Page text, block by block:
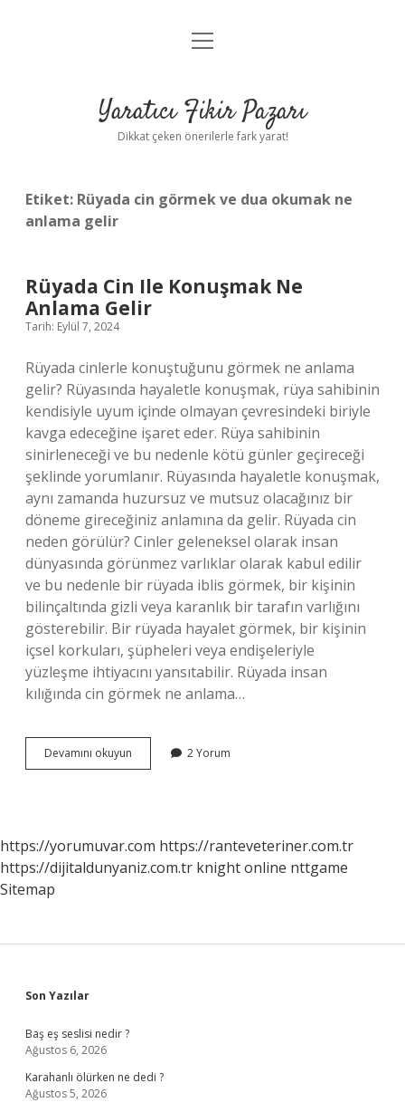
Anasayfa
Yasal Uyarı
menüyü
Yaratıcı Fikir Pazarı
Dikkat çeken önerilerle fark yarat!
Etiket: Rüyada cin görmek ve dua okumak ne
anlama gelir
Rüyada Cin Ile Konuşmak Ne
Anlama Gelir
Tarih: Eylül 7, 2024
Rüyada cinlerle konuştuğunu görmek ne anlama
gelir? Rüyasında hayaletle konuşmak, rüya sahibinin
kendisiyle uyum içinde olmayan çevresindeki biriyle
kavga edeceğine işaret eder. Rüya sahibinin
sinirleneceği ve bu nedenle kötü günler geçireceği
şeklinde yorumlanır. Rüyasında hayaletle konuşmak,
aynı zamanda huzursuz ve mutsuz olacağınız bir
döneme gireceğiniz anlamına da gelir. Rüyada cin
neden görülür? Cinler geleneksel olarak insan
dünyasında görünmez varlıklar olarak kabul edilir
ve bu nedenle bir rüyada iblis görmek, bir kişinin
bilinçaltında gizli veya karanlık bir tarafın varlığını
gösterebilir. Bir rüyada hayalet görmek, bir kişinin
içsel korkuları, şüpheleri veya endişeleriyle
yüzleşme ihtiyacını yansıtabilir. Rüyada insan
kılığında cin görmek ne anlama…
Devamını okuyun
Cin
Gelir
2 Yorum
https://yorumuvar.com https://ranteveteriner.com.tr
https://dijitaldunyaniz.com.tr knight online nttgame
Sitemap
Sidebar
Son Yazılar
Baş eş seslisi nedir ?
Ağustos 6, 2026
Karahanlı ölürken ne dedi ?
Ağustos 5, 2026